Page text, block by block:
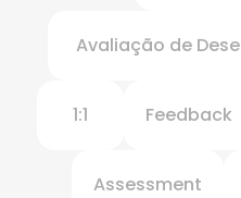
Avaliação de
1:1 Feedback
Assessment